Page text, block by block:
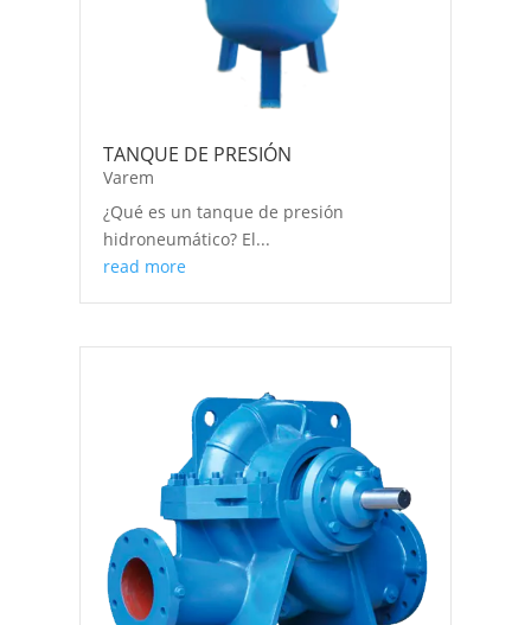
TANQUE DE PRESIÓN
Varem
¿Qué es un tanque de presión
hidroneumático? El...
read more